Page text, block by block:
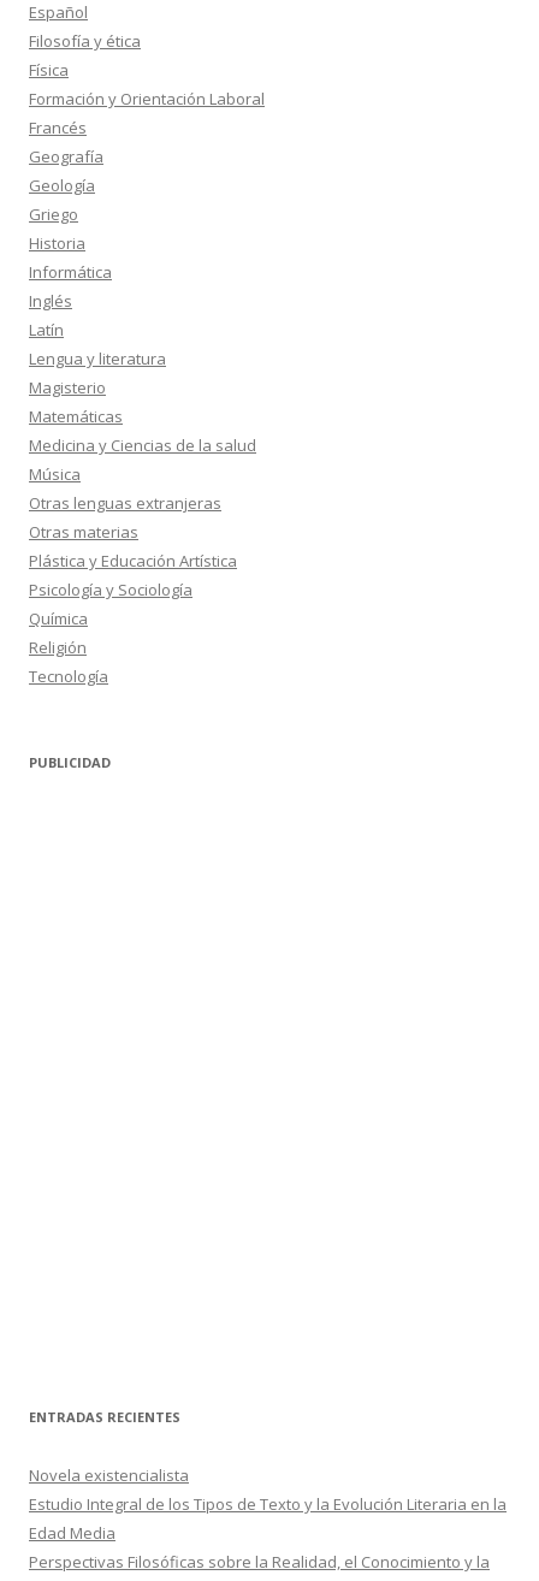
Español
Filosofía y ética
Física
Formación y Orientación Laboral
Francés
Geografía
Geología
Griego
Historia
Informática
Inglés
Latín
Lengua y literatura
Magisterio
Matemáticas
Medicina y Ciencias de la salud
Música
Otras lenguas extranjeras
Otras materias
Plástica y Educación Artística
Psicología y Sociología
Química
Religión
Tecnología
PUBLICIDAD
ENTRADAS RECIENTES
Novela existencialista
Estudio Integral de los Tipos de Texto y la Evolución Literaria en la
Edad Media
Perspectivas Filosóficas sobre la Realidad, el Conocimiento y la